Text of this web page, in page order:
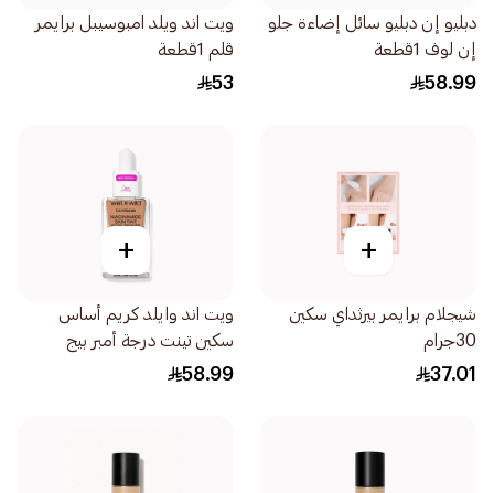
دبليو إن دبليو سائل إضاءة جلو
إن لوف 1قطعة
58.99
ويت اند ويلد امبوسيبل برايمر
قلم 1قطعة
53
+
شيجلام برايمر بيرثداي سكين
30جرام
37.01
+
ويت اند وايلد كريم أساس
سكين تينت درجة أمبر بيج
1قطعة
58.99